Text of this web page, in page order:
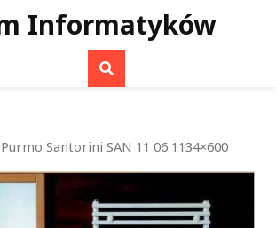
Informatyków
Santorini SAN 11 06 1134×600